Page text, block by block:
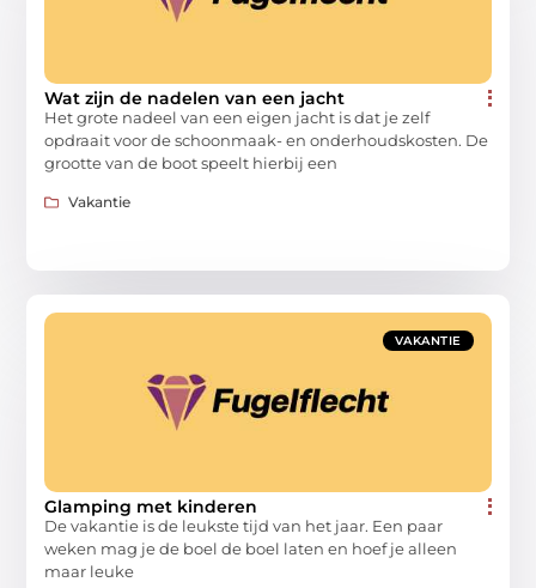
Wat zijn de nadelen van een jacht
Het grote nadeel van een eigen jacht is dat je zelf
opdraait voor de schoonmaak- en onderhoudskosten. De
grootte van de boot speelt hierbij een
Vakantie
VAKANTIE
Glamping met kinderen
De vakantie is de leukste tijd van het jaar. Een paar
weken mag je de boel de boel laten en hoef je alleen
maar leuke